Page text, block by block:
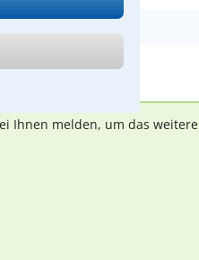
Ihnen melden, um das weitere